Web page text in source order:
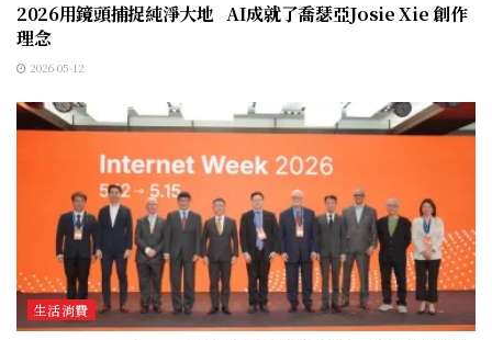
2026用鏡頭捕捉純淨大地 AI成就了喬瑟亞Josie Xie 創作
理念
2026-05-12
生活消費